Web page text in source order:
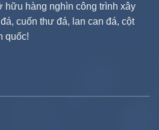
hữu hàng nghìn công trình xây
cuốn thư đá, lan can đá, cột
quốc!